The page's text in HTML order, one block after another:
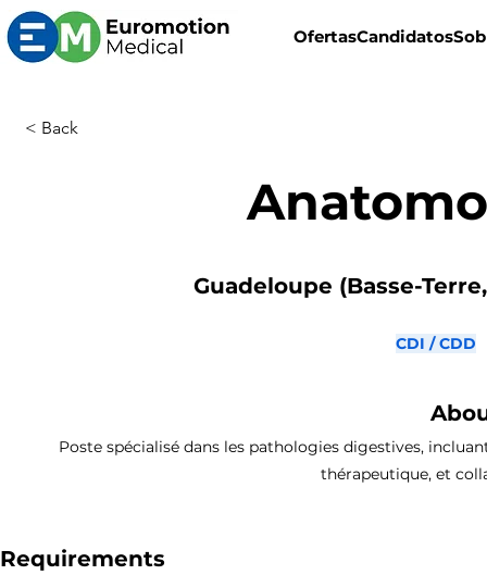
OfertasCandidatos
< Back
Guadeloupe (Basse-
CDI / CDD
Poste spécialisé dans les pathologies digestives,
thérapeutique, et
Requirements